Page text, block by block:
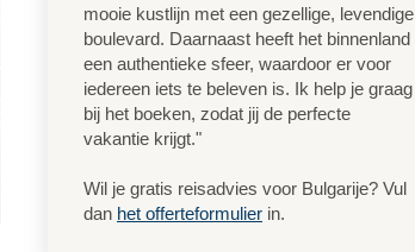
mooie kustlijn met een gezellige, levendige
boulevard. Daarnaast heeft het binnenland
een authentieke sfeer, waardoor er voor
iedereen iets te beleven is. Ik help je graag
bij het boeken, zodat jij de perfecte
vakantie krijgt."
Wil je gratis reisadvies voor Bulgarije? Vul
dan het offerteformulier in.